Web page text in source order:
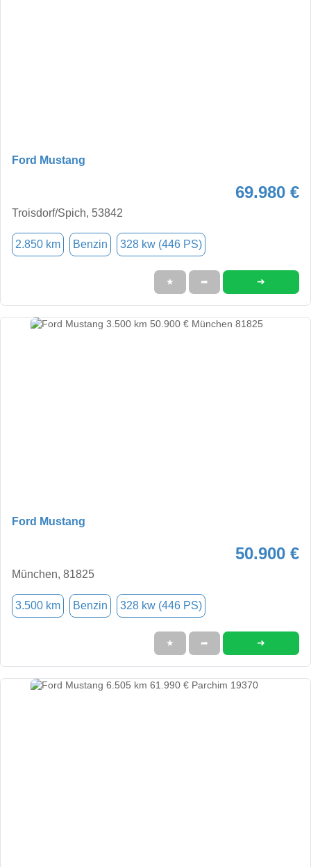
Ford Mustang
69.980 €
Troisdorf/Spich, 53842
2.850 km Benzin 328 kw (446 PS)
★ ➦ ➜
Ford Mustang
50.900 €
München, 81825
3.500 km Benzin 328 kw (446 PS)
★ ➦ ➜